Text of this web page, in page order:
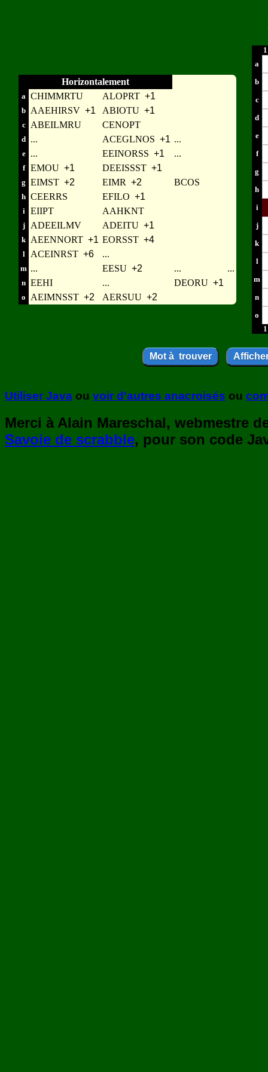
Horizontalement
a CHIMMRTU ALOPRT +1
b AAEHIRSV +1 ABIOTU +1
c ABEILMRU CENOPT
d ... ACEGLNOS +1 ...
e ... EEINORSS +1 ...
f EMOU +1 DEEISSST +1
g EIMST +2 EIMR +2 BCOS
h CEERRS EFILO +1
i EIIPT AAHKNT
j ADEEILMV ADEITU +1
k AEENNORT +1 EORSST +4
l ACEINRST +6 ...
m ... EESU +2 ... ...
n EEHI ... DEORU +1
o AEIMNSST +2 AERSUU +2
1
a
b
c
d
e
f
g
h
i
j
k
l
m
n
o
1
Utiliser Java ou voir d'autres anacroisés ou
Merci à Alain Mareschal, webmestre
Savoie de scrabble, pour son code